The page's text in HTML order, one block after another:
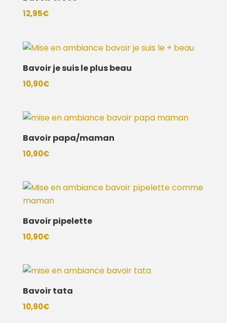
12,95€
Bavoir je suis le plus beau
10,90€
Bavoir papa/maman
10,90€
Bavoir pipelette
10,90€
Bavoir tata
10,90€